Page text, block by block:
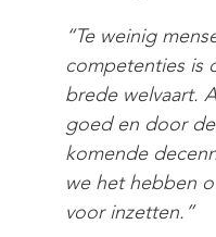
“Te weinig
competenties is
brede welvaart.
goed en door
komende
we het hebben
voor inzetten. ”